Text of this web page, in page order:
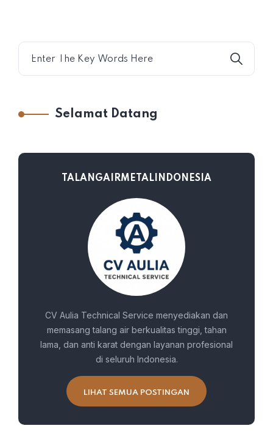
Selamat Datang
TALANGAIRMETALINDONESIA
CV Aulia Technical Service menyediakan dan
memasang talang air berkualitas tinggi, tahan
lama, dan anti karat dengan layanan profesional
di seluruh Indonesia.
LIHAT SEMUA POSTINGAN